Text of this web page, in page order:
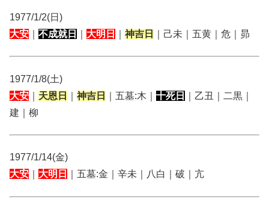
1977/1/2(日)
大安
不成就日 大明日 神吉日 ｜己未｜五黄｜危｜昴
1977/1/8(土)
大安
天恩日 神吉日 ｜五墓:木｜ 十死日
｜乙丑｜二黒｜
建｜柳
1977/1/14(金)
大安
大明日 ｜五墓:金｜辛未｜八白｜破｜亢